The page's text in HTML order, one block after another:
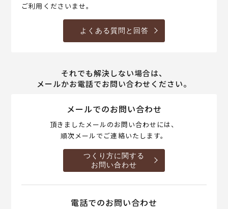
ご利用くださいませ。
よくある質問と回答
それでも解決しない場合は、
メールかお電話でお問い合わせください。
メールでのお問い合わせ
頂きましたメールのお問い合わせには、
順次メールでご連絡いたします。
つくり方に関する
お問い合わせ
電話でのお問い合わせ